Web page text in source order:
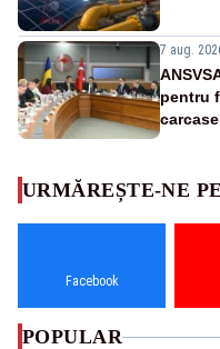
7 aug.
pentru
URMĂREȘTE-NE PE
Facebook
POPULAR